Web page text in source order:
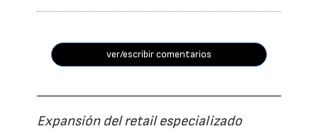
ver/escribir comentarios
Expansión del retail especializado